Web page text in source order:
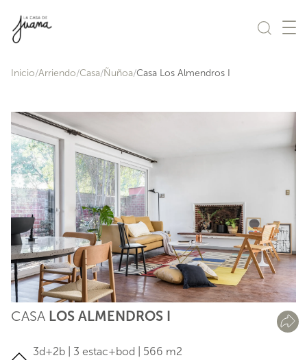
Inicio Arriendo Casa Ñuñoa Casa Los Almendros I
CASA LOS ALMENDROS I
3d+2b | 3 estac+bod | 566 m2